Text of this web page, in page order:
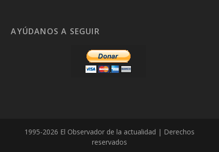
AYÚDANOS A SEGUIR
1995-2026 El Observador de la actualidad | Derechos
reservados